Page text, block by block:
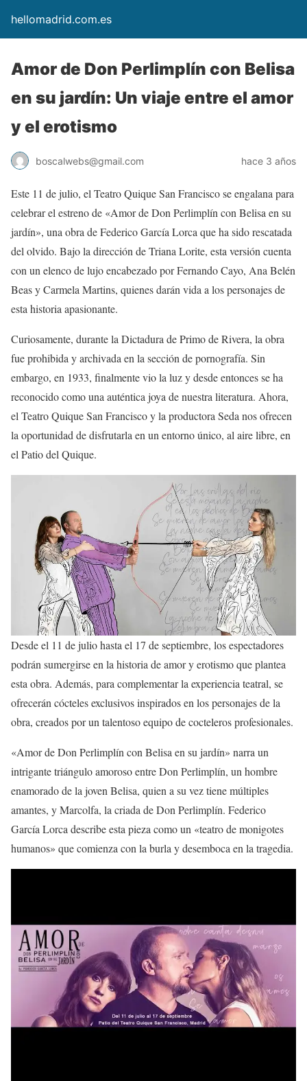
hellomadrid.com.es
Amor de Don Perlimplín con Belisa
en su jardín: Un viaje entre el amor
y el erotismo
boscalwebs@gmail.com hace 3 años
Este 11 de julio, el Teatro Quique San Francisco se engalana para
celebrar el estreno de «Amor de Don Perlimplín con Belisa en su
jardín», una obra de Federico García Lorca que ha sido rescatada
del olvido. Bajo la dirección de Triana Lorite, esta versión cuenta
con un elenco de lujo encabezado por Fernando Cayo, Ana Belén
Beas y Carmela Martins, quienes darán vida a los personajes de
esta historia apasionante.
Curiosamente, durante la Dictadura de Primo de Rivera, la obra
fue prohibida y archivada en la sección de pornografía. Sin
embargo, en 1933, finalmente vio la luz y desde entonces se ha
reconocido como una auténtica joya de nuestra literatura. Ahora,
el Teatro Quique San Francisco y la productora Seda nos ofrecen
la oportunidad de disfrutarla en un entorno único, al aire libre, en
el Patio del Quique.
Desde el 11 de julio hasta el 17 de septiembre, los espectadores
podrán sumergirse en la historia de amor y erotismo que plantea
esta obra. Además, para complementar la experiencia teatral, se
ofrecerán cócteles exclusivos inspirados en los personajes de la
obra, creados por un talentoso equipo de cocteleros profesionales.
«Amor de Don Perlimplín con Belisa en su jardín» narra un
intrigante triángulo amoroso entre Don Perlimplín, un hombre
enamorado de la joven Belisa, quien a su vez tiene múltiples
amantes, y Marcolfa, la criada de Don Perlimplín. Federico
García Lorca describe esta pieza como un «teatro de monigotes
humanos» que comienza con la burla y desemboca en la tragedia.